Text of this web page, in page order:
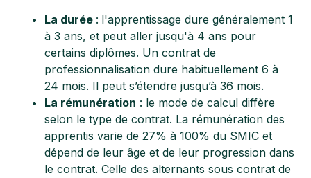
La durée : l'apprentissage dure généralement 1
à 3 ans, et peut aller jusqu'à 4 ans pour
certains diplômes. Un contrat de
professionnalisation dure habituellement 6 à
24 mois. Il peut s’étendre jusqu’à 36 mois.
La rémunération : le mode de calcul diffère
selon le type de contrat. La rémunération des
apprentis varie de 27% à 100% du SMIC et
dépend de leur âge et de leur progression dans
le contrat. Celle des alternants sous contrat de